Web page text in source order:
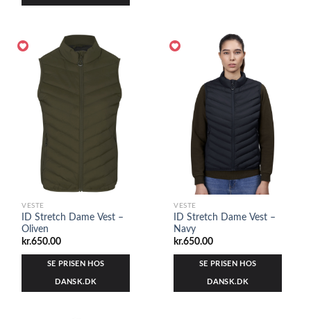
VESTE
ID Stretch Dame Vest –
Oliven
kr.650.00
SE PRISEN HOS
DANSK.DK
VESTE
ID Stretch Dame Vest –
Navy
kr.650.00
SE PRISEN HOS
DANSK.DK